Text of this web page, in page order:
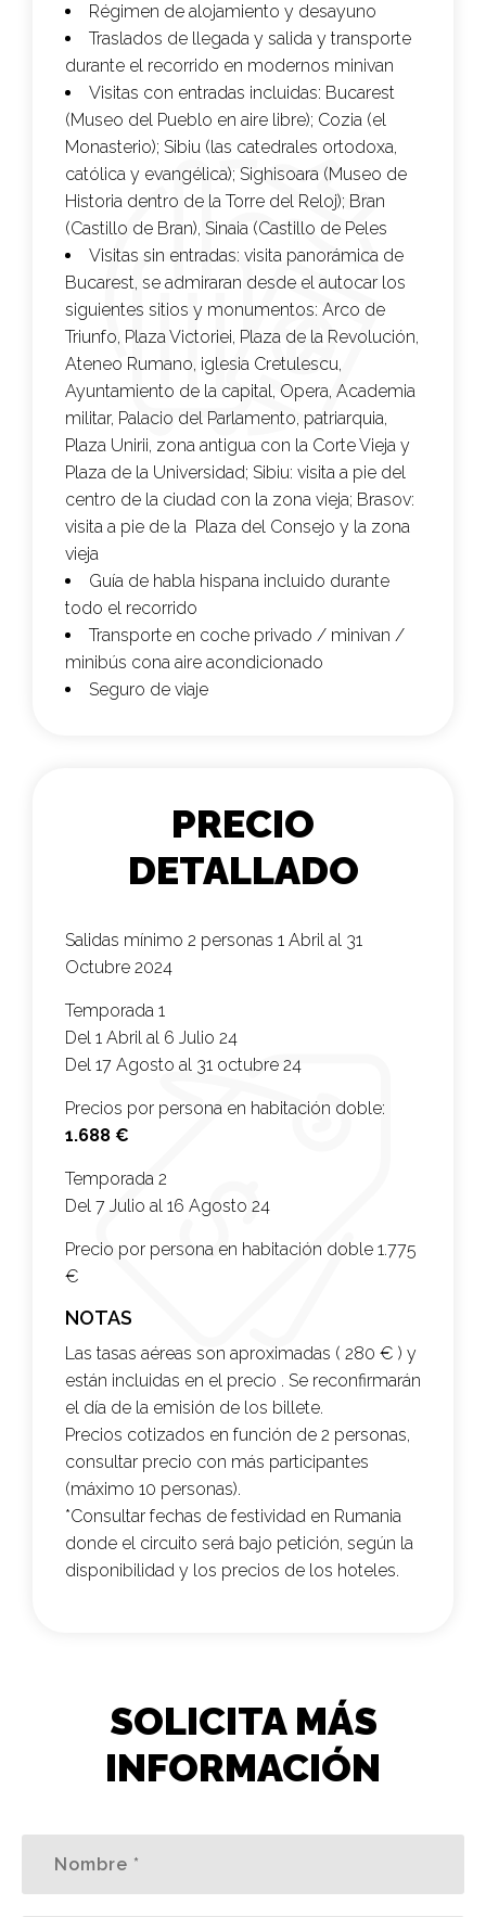
Régimen de alojamiento y desayuno
Traslados de llegada y salida y transporte
durante el recorrido en modernos minivan
Visitas con entradas incluidas: Bucarest
(Museo del Pueblo en aire libre); Cozia (el
Monasterio); Sibiu (las catedrales ortodoxa,
católica y evangélica); Sighisoara (Museo de
Historia dentro de la Torre del Reloj); Bran
(Castillo de Bran), Sinaia (Castillo de Peles
Visitas sin entradas: visita panorámica de
Bucarest, se admiraran desde el autocar los
siguientes sitios y monumentos: Arco de
Triunfo, Plaza Victoriei, Plaza de la Revolución,
Ateneo Rumano, iglesia Cretulescu,
Ayuntamiento de la capital, Opera, Academia
militar, Palacio del Parlamento, patriarquia,
Plaza Unirii, zona antigua con la Corte Vieja y
Plaza de la Universidad; Sibiu: visita a pie del
centro de la ciudad con la zona vieja; Brasov:
visita a pie de la Plaza del Consejo y la zona
vieja
Guía de habla hispana incluido durante
todo el recorrido
Transporte en coche privado / minivan /
minibús cona aire acondicionado
Seguro de viaje
PRECIO
DETALLADO
Salidas mínimo 2 personas 1 Abril al 31
Octubre 2024
Temporada 1
Del 1 Abril al 6 Julio 24
Del 17 Agosto al 31 octubre 24
Precios por persona en habitación doble:
1.688 €
Temporada 2
Del 7 Julio al 16 Agosto 24
Precio por persona en habitación doble 1.775
€
NOTAS
Las tasas aéreas son aproximadas ( 280 € ) y
están incluidas en el precio . Se reconfirmarán
el día de la emisión de los billete.
Precios cotizados en función de 2 personas,
consultar precio con más participantes
(máximo 10 personas).
*Consultar fechas de festividad en Rumania
donde el circuito será bajo petición, según la
disponibilidad y los precios de los hoteles.
SOLICITA MÁS
INFORMACIÓN